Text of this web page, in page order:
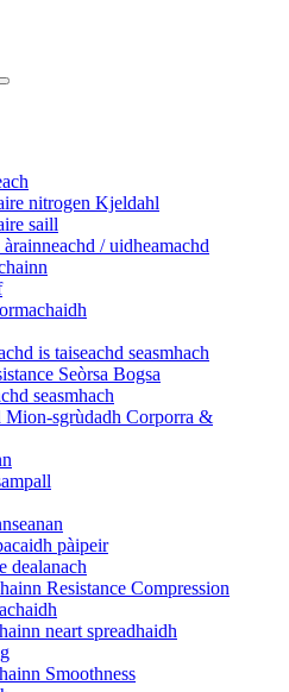
nitrogen Kjeldahl
saill
/ uidheamachd
is taiseachd seasmhach
Seòrsa Bogsa
seasmhach
Mion-sgrùdadh Corporra &
pàipeir
dealanach
Resistance Compression
neart spreadhaidh
Smoothness